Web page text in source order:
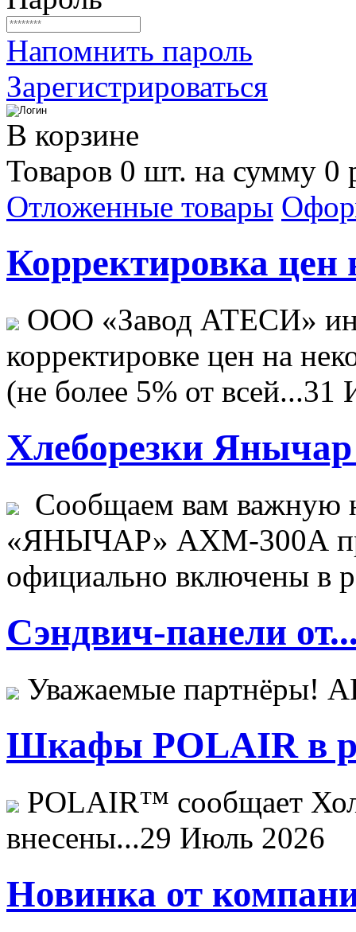
Напомнить пароль
Зарегистрироваться
В корзине
Товаров 0 шт. на сумму 0
Отложенные товары
Корректировка цен
ООО «Завод АТЕСИ»
корректировке цен на
(не более 5% от всей...31
Хлеборезки Янычар
Сообщаем вам важную
«ЯНЫЧАР» АХМ-300А
официально включены в
Сэндвич-панели
Уважаемые
Шкафы POLAIR в
POLAIR™ сообщает
внесены...29 Июль 2026
Новинка от